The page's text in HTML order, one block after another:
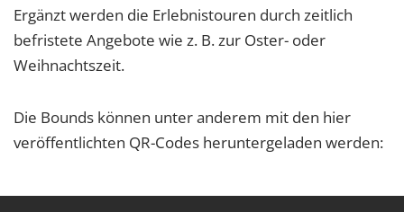
Ergänzt werden die Erlebnistouren durch zeitlich
befristete Angebote wie z. B. zur Oster- oder
Weihnachtszeit.
Die Bounds können unter anderem mit den hier
veröffentlichten QR-Codes heruntergeladen werden: